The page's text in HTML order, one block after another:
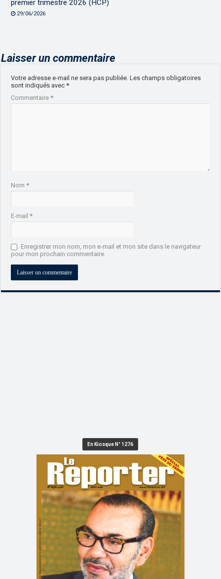
premier trimestre 2026 (HCP)
29/06/2026
Laisser un commentaire
Votre adresse e-mail ne sera pas publiée. Les champs obligatoires
sont indiqués avec*
Commentaire*
Nom*
E-mail*
Enregistrer mon nom, mon e-mail et mon site dans le navigateur
pour mon prochain commentaire.
En Kiosque N° 1276